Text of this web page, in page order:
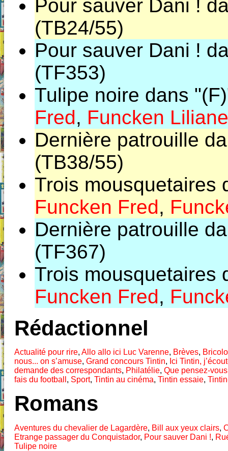
Pour sauver Dani !
(TB24/55)
Pour sauver Dani !
(TF353)
Tulipe noire dans
Fred, Funcken Liliane
Dernière patrouille
(TB38/55)
Trois mousquetaires
Funcken Fred,
Dernière patrouille
(TF367)
Trois mousquetaires
Funcken Fred,
Rédactionnel
Actualité pour rire, Allo allo ici Luc Varenne, Brèves,
nous... on s’amuse, Grand concours Tintin, Ici Tintin,
demande des correspondants, Philatélie, Que pensez-
fais du football , Sport, Tintin au cinéma, Tintin essaie,
Romans
Aventures du chevalier de Lagardère, Bill aux yeux clairs,
Etrange passager du Conquistador, Pour sauver Dani !,
Tulipe noire